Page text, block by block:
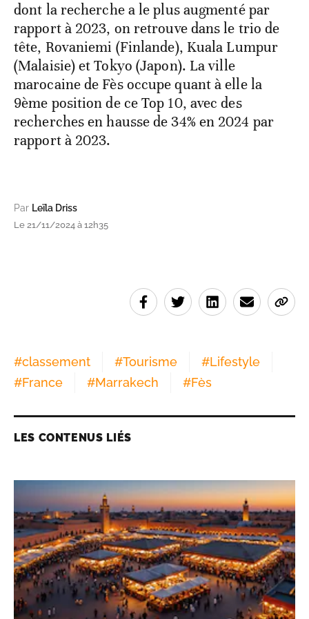
dont la recherche a le plus augmenté par
rapport à 2023, on retrouve dans le trio de
tête, Rovaniemi (Finlande), Kuala Lumpur
(Malaisie) et Tokyo (Japon). La ville
marocaine de Fès occupe quant à elle la
9ème position de ce Top 10, avec des
recherches en hausse de 34% en 2024 par
rapport à 2023.
Par Leïla Driss
Le 21/11/2024 à 12h35
#classement #Tourisme #Lifestyle
#France #Marrakech #Fès
LES CONTENUS LIÉS